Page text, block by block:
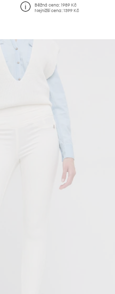
Běžná cena: 1989 Kč
Nejnižší cena: 1399 Kč